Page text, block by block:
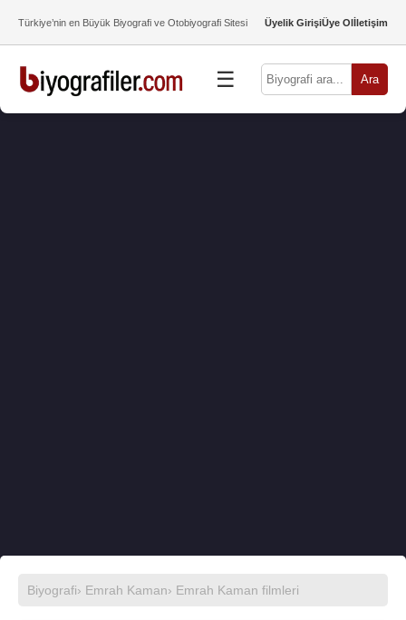
Türkiye’nin en Büyük Biyografi ve Otobiyografi Sitesi Üyelik GirişiÜye Olİletişim
☰ Ara
Biyografi› Emrah Kaman› Emrah Kaman filmleri